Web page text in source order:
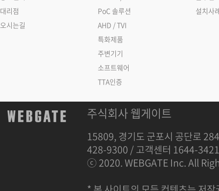
대리점
오시는길
PoC 솔루션
AHD / TVI
특화제품
주변기기
소프트웨어
TTA인증
설치사
주식회사 웹게이트
15809, 경기도 군포시 공단로
428-9300 / 고객센터 1644-
ⓒ 2020. WEBGATE Inc. All